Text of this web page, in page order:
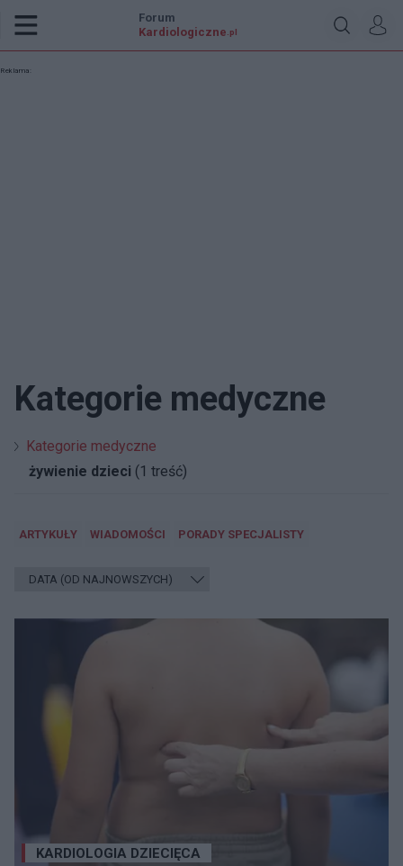
Forum
Kardiologiczne .pl
Reklama:
Kategorie medyczne
Kategorie medyczne
żywienie dzieci (1 treść)
ARTYKUŁY WIADOMOŚCI PORADY SPECJALISTY
KARDIOLOGIA DZIECIĘCA